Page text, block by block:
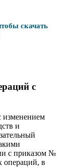
скачать
с
изменением
и
с приказом №
операций, в